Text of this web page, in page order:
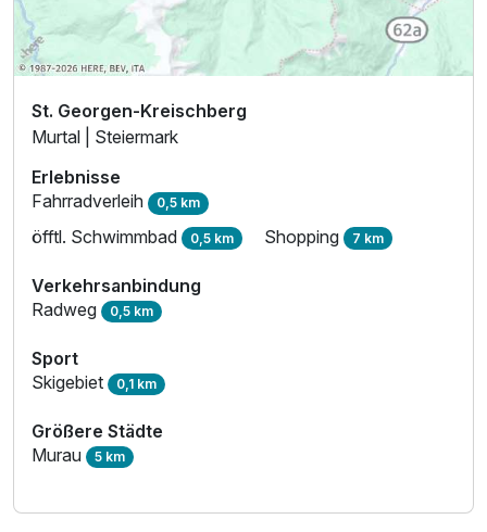
St. Georgen-Kreischberg
Murtal | Steiermark
Erlebnisse
Fahrradverleih 0,5 km
öfftl. Schwimmbad 0,5 km Shopping 7 km
Verkehrsanbindung
Radweg 0,5 km
Sport
Skigebiet 0,1 km
Größere Städte
Murau 5 km